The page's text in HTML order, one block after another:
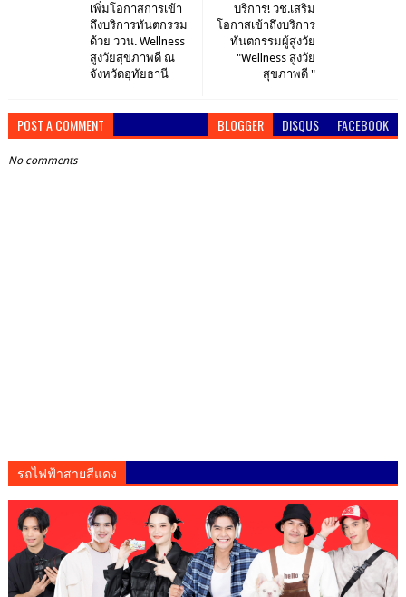
บริการ! วช.เสริม
โอกาสเข้าถึงบริการ
ทันตกรรมผู้สูงวัย
"Wellness สูงวัย
สุขภาพดี "
เพิ่มโอกาสการเข้า
ถึงบริการทันตกรรม
ด้วย ววน. Wellness
สูงวัยสุขภาพดี ณ
จังหวัดอุทัยธานี
POST A COMMENT BLOGGER DISQUS FACEBOOK
No comments
รถไฟฟ้าสายสีแดง